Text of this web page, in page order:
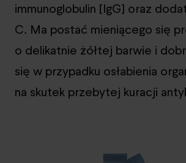
immunoglobulin [IgG] oraz
C. Ma postać mieniącego się
o delikatnie żółtej barwie i
się w przypadku osłabienia
na skutek przebytej kuracji